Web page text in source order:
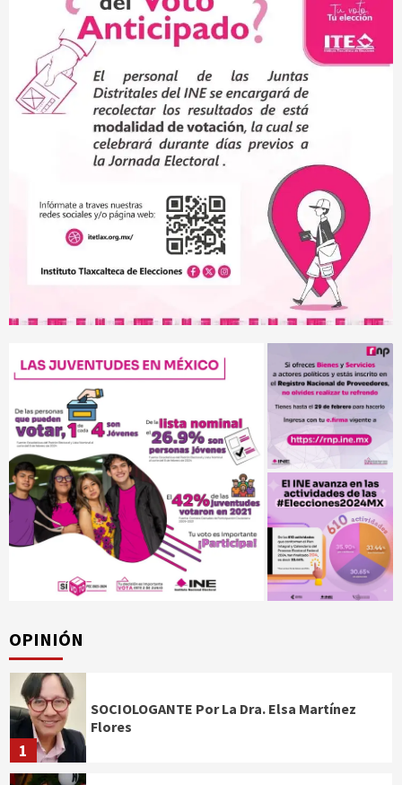
OPINIÓN
1
SOCIOLOGANTE Por La Dra. Elsa Martínez
Flores